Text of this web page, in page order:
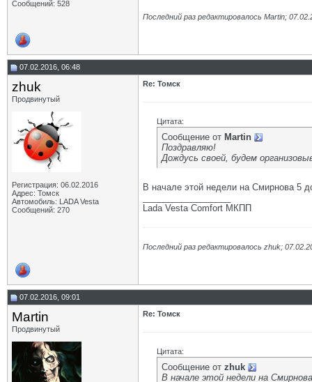
Сообщений: 528
Последний раз редактировалось Martin;
07.02.2016, 06:48
zhuk
Продвинутый
Регистрация: 06.02.2016
Адрес: Томск
Автомобиль: LADA Vesta
Сообщений: 270
Re: Томск
Цитата:
Сообщение от Martin
Поздравляю!
Дождусь своей, будем
В начале этой недели на Смирнова 5
Lada Vesta Comfort МКПП
Последний раз редактировалось zhuk;
07.02.2016, 09:01
Martin
Продвинутый
Re: Томск
Цитата:
Сообщение от zhuk
В начале этой недели на